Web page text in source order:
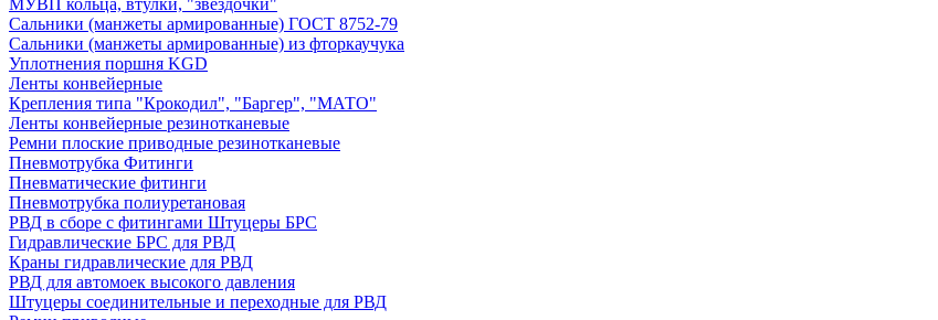
МУВП кольца, втулки, "звездочки"
Сальники (манжеты армированные) ГОСТ 8752-79
Сальники (манжеты армированные) из фторкаучука
Уплотнения поршня KGD
Ленты конвейерные
Крепления типа "Крокодил", "Баргер", "МАТО"
Ленты конвейерные резинотканевые
Ремни плоские приводные резинотканевые
Пневмотрубка Фитинги
Пневматические фитинги
Пневмотрубка полиуретановая
РВД в сборе с фитингами Штуцеры БРС
Гидравлические БРС для РВД
Краны гидравлические для РВД
РВД для автомоек высокого давления
Штуцеры соединительные и переходные для РВД